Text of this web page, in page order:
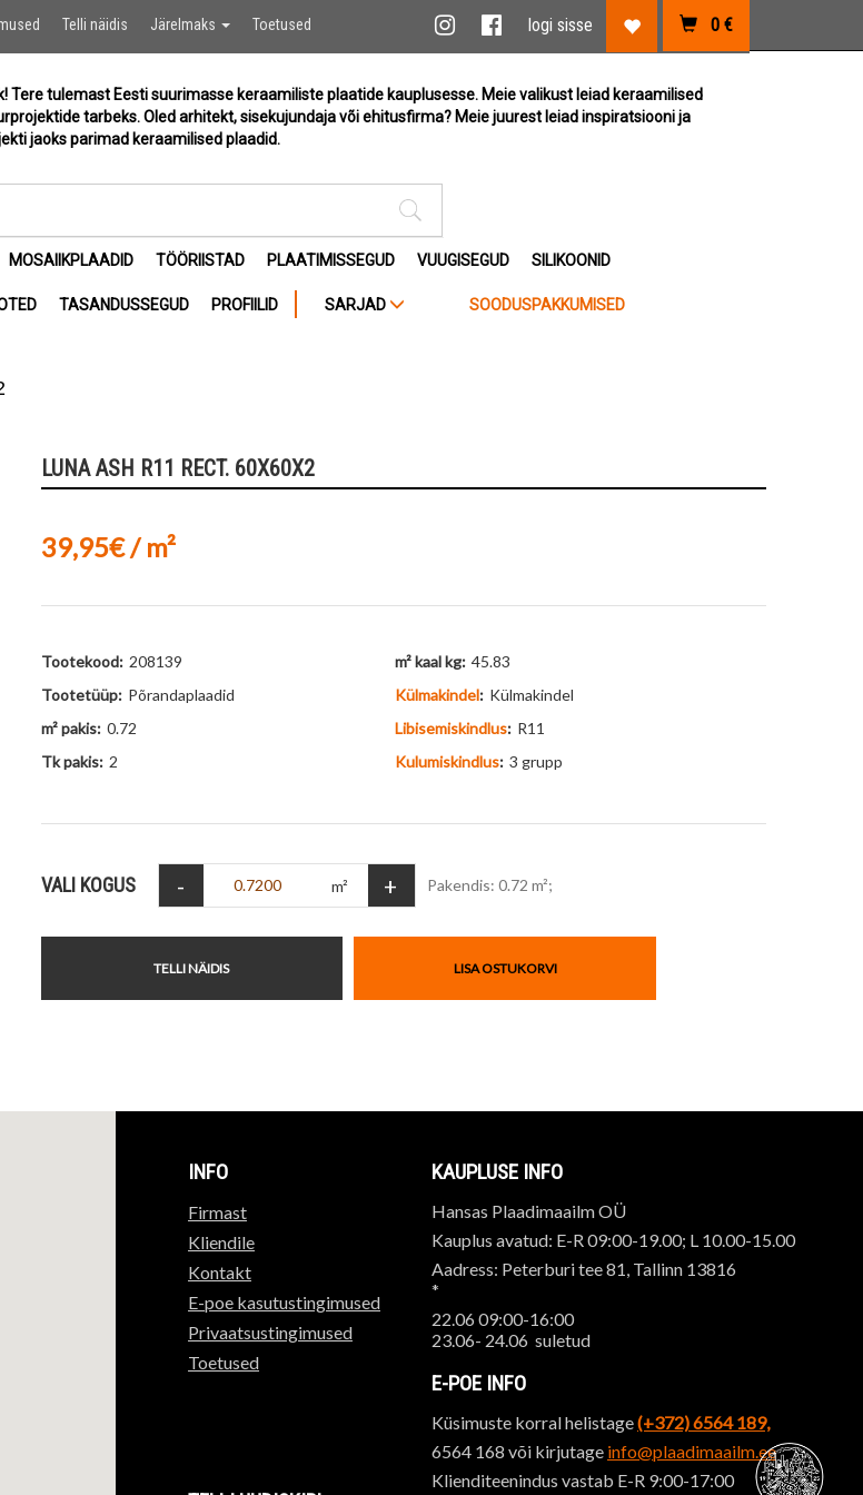
Telli näidis Järelmaks Toetused 0 €
Lemmikute link
logi sisse
Facebook link
Instagram link
Tere tulemast Eesti suurimasse keraamiliste plaatide kauplusesse. Meie valikust leiad keraamilised
tarbeks. Oled arhitekt, sisekujundaja või ehitusfirma? Meie juurest leiad inspiratsiooni ja
jaoks parimad keraamilised plaadid.
MOSAIIKPLAADID TÖÖRIISTAD PLAATIMISSEGUD VUUGISEGUD SILIKOONID
TASANDUSSEGUD PROFIILID SOODUSPAKKUMISED
SARJAD
LUNA ASH R11 RECT. 60X60X2
39,95€ / m²
Tootekood: 208139
Tootetüüp: Põrandaplaadid
m² pakis: 0.72
Tk pakis: 2
m² kaal kg: 45.83
Külmakindel: Külmakindel
Libisemiskindlus: R11
Kulumiskindlus: 3 grupp
VALI KOGUS - m² + Pakendis: 0.72 m²;
TELLI NÄIDIS LISA OSTUKORVI
INFO
Firmast
Kliendile
Kontakt
E-poe kasutustingimused
Privaatsustingimused
Toetused
KAUPLUSE INFO
Hansas Plaadimaailm OÜ
Kauplus avatud: E-R 09:00-19.00; L 10.00-15.00
Aadress: Peterburi tee 81, Tallinn 13816
*
22.06 09:00-16:00
23.06- 24.06 suletud
E-POE INFO
Küsimuste korral helistage(+372) 6564 189,
6564 168 või kirjutage info@plaadimaailm.ee
Klienditeenindus vastab E-R 9:00-17:00